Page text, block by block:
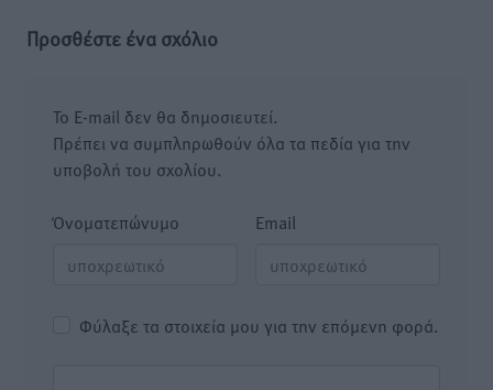
Προσθέστε ένα σχόλιο
Το E-mail δεν θα δημοσιευτεί.
Πρέπει να συμπληρωθούν όλα τα πεδία για την
υποβολή του σχολίου.
Όνοματεπώνυμο Email
Φύλαξε τα στοιχεία μου για την επόμενη φορά.